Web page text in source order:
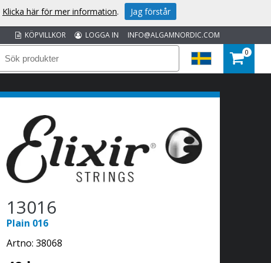
INFO@ALGAMNORDIC.COM
LOGGA IN
KÖPVILLKOR
0
13016
Plain 016
Artno: 38068
Klicka här för mer information. Jag förstår